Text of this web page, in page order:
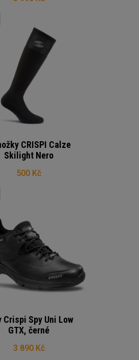
CRISPI Calze
Skilight Nero
500 Kč
Crispi Spy Uni Low
GTX, černé
3 890 Kč